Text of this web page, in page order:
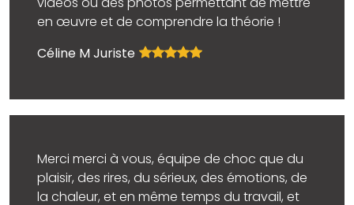
vidéos ou des photos permettant de mettre
en œuvre et de comprendre la théorie !
Céline M Juriste
Merci merci à vous, équipe de choc que du
plaisir, des rires, du sérieux, des émotions, de
la chaleur, et en même temps du travail, et